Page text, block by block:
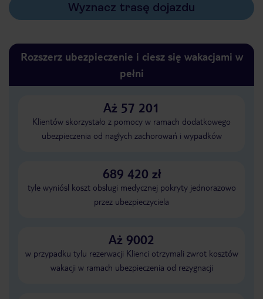
Wyznacz trasę dojazdu
Rozszerz ubezpieczenie i ciesz się wakacjami w
pełni
Aż 57 201
Klientów skorzystało z pomocy w ramach dodatkowego
ubezpieczenia od nagłych zachorowań i wypadków
689 420 zł
tyle wyniósł koszt obsługi medycznej pokryty jednorazowo
przez ubezpieczyciela
Aż 9002
w przypadku tylu rezerwacji Klienci otrzymali zwrot kosztów
wakacji w ramach ubezpieczenia od rezygnacji